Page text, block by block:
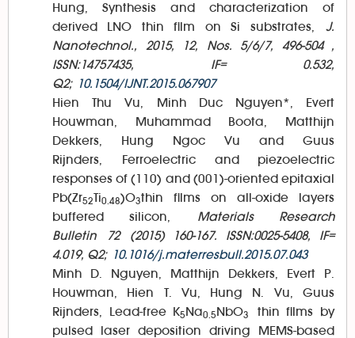
Hung, Synthesis and characterization of
derived LNO thin film on Si substrates, J.
Nanotechnol., 2015, 12, Nos. 5/6/7, 496-504 ,
ISSN:14757435, IF= 0.532,
Q2; 10.1504/IJNT.2015.067907
Hien Thu Vu, Minh Duc Nguyen*, Evert
Houwman, Muhammad Boota, Matthijn
Dekkers, Hung Ngoc Vu and Guus
Rijnders, Ferroelectric and piezoelectric
responses of (110) and (001)-oriented epitaxial
Pb(Zr52Ti0.48)O3thin films on all-oxide layers
buffered silicon, Materials Research
Bulletin 72 (2015) 160-167. ISSN:0025-5408, IF=
4.019, Q2; 10.1016/j.materresbull.2015.07.043
Minh D. Nguyen, Matthijn Dekkers, Evert P.
Houwman, Hien T. Vu, Hung N. Vu, Guus
Rijnders, Lead-free K5 Na0.5 NbO3
thin films by
pulsed laser deposition driving MEMS-based